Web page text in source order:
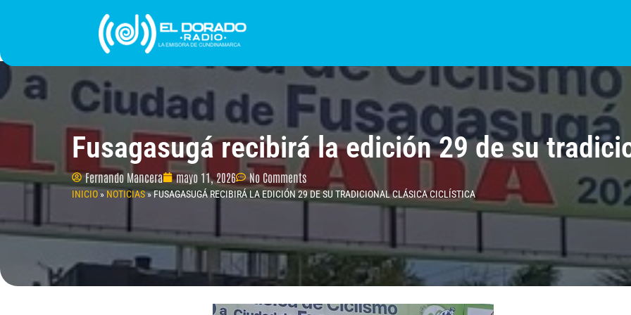
PROGRAMACIÓN ¿QUIÉNES SOMOS? NOTICIAS COLOMBIA BOGOTÁ INTERNACIONAL PROVINCIAS
Fusagasugá recibirá la edición 29 de su
Fernando Mancera mayo 11, 2026 No Comments
INICIO » NOTICIAS»FUSAGASUGÁ RECIBIRÁ LA EDICIÓN 29 DE SU TRADICIONAL CLÁSICA CICLÍSTICA